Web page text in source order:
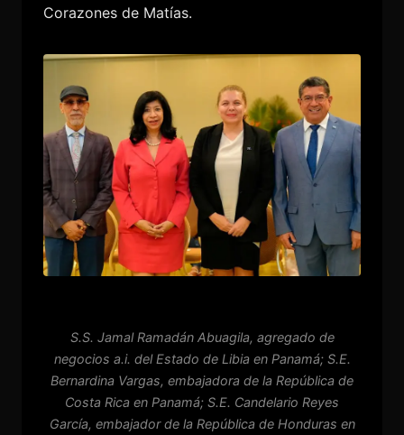
Corazones de Matías.
S.S. Jamal Ramadán Abuagila, agregado de
negocios a.i. del Estado de Libia en Panamá; S.E.
Bernardina Vargas, embajadora de la República de
Costa Rica en Panamá; S.E. Candelario Reyes
García, embajador de la República de Honduras en